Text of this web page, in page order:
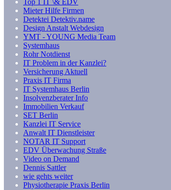
Top 1 IT \& EDV
Mieter Hilfe Firmen
Detektei Detektiv.name
Design Anstalt Webdesign
YMT - YOUNG Media Team
Systemhaus
Rohr Notdienst
IT Problem in der Kanzlei?
Versicherung Aktuell
Praxis IT Firma
IT Systemhaus Berlin
Insolvenzberater Info
Immobilien Verkauf
SET Berlin
Kanzlei IT Service
Anwalt IT Dienstleister
NOTAR IT Support
EDV Überwachung Straße
Video on Demand
Dennis Sattler
wie gehts weiter
Physiotherapie Praxis Berlin